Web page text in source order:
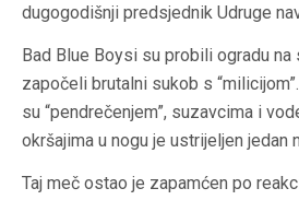
dugogodišnji predsjednik Udruge
Bad Blue Boysi su probili ogradu
započeli brutalni sukob s
su “pendrečenjem”, suzavcima i
okršajima u nogu je ustrijeljen jedan
Taj meč ostao je zapamćen po